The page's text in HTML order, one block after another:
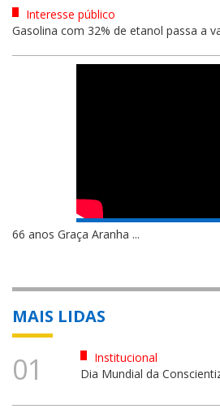
Interesse público
Gasolina com 32% de etanol passa a
66 anos Graça Aranha ...
MAIS LIDAS
01
Institucional
Dia Mundial da